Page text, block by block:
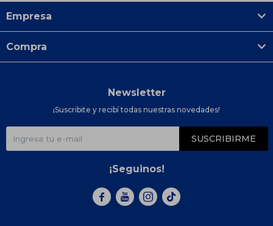
Empresa
Compra
Newsletter
¡Suscribite y recibí todas nuestras novedades!
SUSCRIBIRME
¡Seguinos!
  